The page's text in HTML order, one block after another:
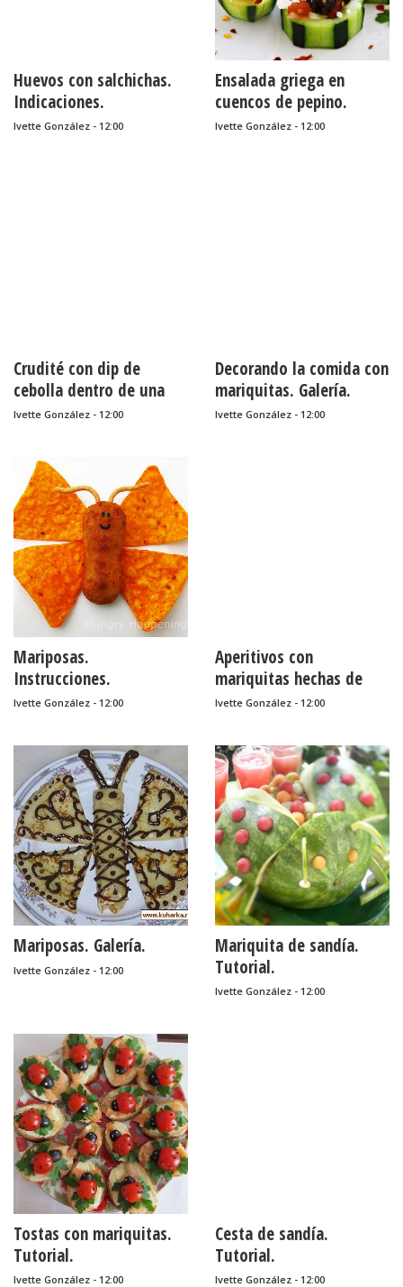
Huevos con salchichas.
Indicaciones.
Ivette González - 12:00
Ensalada griega en
cuencos de pepino.
Tutorial y receta.
Ivette González - 12:00
Crudité con dip de
cebolla dentro de una
col. Tutorial y receta.
Ivette González - 12:00
Decorando la comida con
mariquitas. Galería.
Ivette González - 12:00
Mariposas.
Instrucciones.
Ivette González - 12:00
Aperitivos con
mariquitas hechas de
tomate y aceitunas
Ivette González - 12:00
Mariposas. Galería.
Ivette González - 12:00
Mariquita de sandía.
Tutorial.
Ivette González - 12:00
Tostas con mariquitas.
Tutorial.
Ivette González - 12:00
Cesta de sandía.
Tutorial.
Ivette González - 12:00